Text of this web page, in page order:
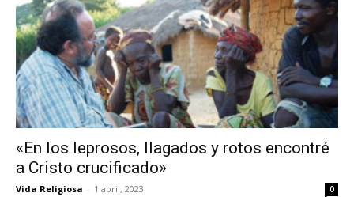
«En los leprosos, llagados y rotos encontré
a Cristo crucificado»
Vida Religiosa - 1 abril, 2023 0